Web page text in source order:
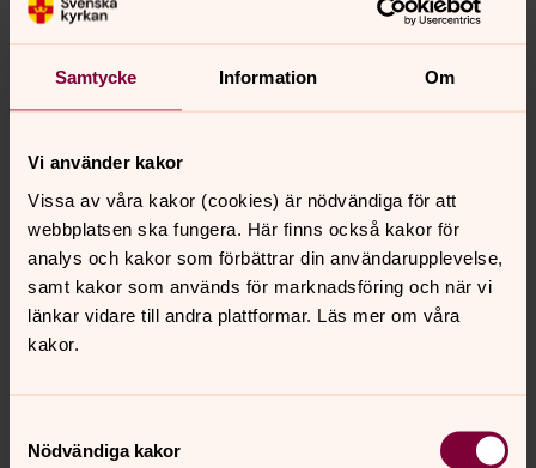
Samtycke Information Om
Vi använder kakor
Vissa av våra kakor (cookies) är nödvändiga för att
webbplatsen ska fungera. Här finns också kakor för
analys och kakor som förbättrar din användarupplevelse,
samt kakor som används för marknadsföring och när vi
länkar vidare till andra plattformar. Läs mer om våra
kakor.
Nödvändiga kakor
oss på detta sätt är namn, e-postadress,
telefonnummer och befattning.
Hur länge behandlar vi personuppgifterna?
Efter att kommunikationen/ärendet har avslutats
postmeddelande, antingen radera meddelandet eller
arkivera det i enlighet med tillämplig arkivlagstiftning.
Vilka rättigheter har du?
Södra Tjusts pastorat ansvarar för hanteringen av dina
enligt dataskyddsförordningen,se startsidan för denna
Där hittar du även kontaktuppgifter till
oss och vårt dataskyddsombud.